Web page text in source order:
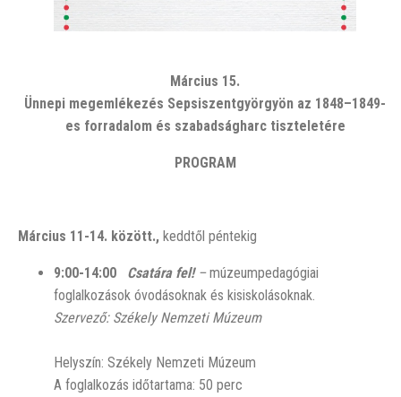
Március 15.
Ünnepi megemlékezés Sepsiszentgyörgyön az 1848–1849-
es forradalom és szabadságharc tiszteletére
PROGRAM
Március 11-14. között., keddtől péntekig
9:00-14:00 Csatára fel! – múzeumpedagógiai
foglalkozások óvodásoknak és kisiskolásoknak.
Szervező: Székely Nemzeti Múzeum
Helyszín: Székely Nemzeti Múzeum
A foglalkozás időtartama: 50 perc